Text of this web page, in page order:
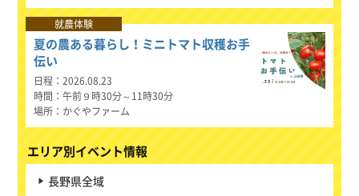
就農体験
夏の農ある暮らし！ミニトマト収穫お手
伝い
日程
2026.08.23
時間
午前９時30分～11時30分
場所
かぐやファーム
エリア別イベント情報
長野県全域